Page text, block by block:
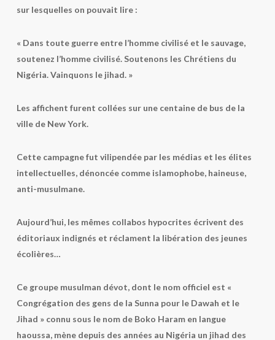
sur lesquelles on pouvait lire :
« Dans toute guerre entre l’homme civilisé et le sauvage,
soutenez l’homme civilisé. Soutenons les Chrétiens du
Nigéria. Vainquons le jihad. »
Les affichent furent collées sur une centaine de bus de la
ville de New York.
Cette campagne fut vilipendée par les médias et les élites
intellectuelles, dénoncée comme islamophobe, haineuse,
anti-musulmane.
Aujourd’hui, les mêmes collabos hypocrites écrivent des
éditoriaux indignés et réclament la libération des jeunes
écolières…
Ce groupe musulman dévot, dont le nom officiel est «
Congrégation des gens de la Sunna pour le Dawah et le
Jihad » connu sous le nom de Boko Haram en langue
haoussa, mène depuis des années au Nigéria un jihad des